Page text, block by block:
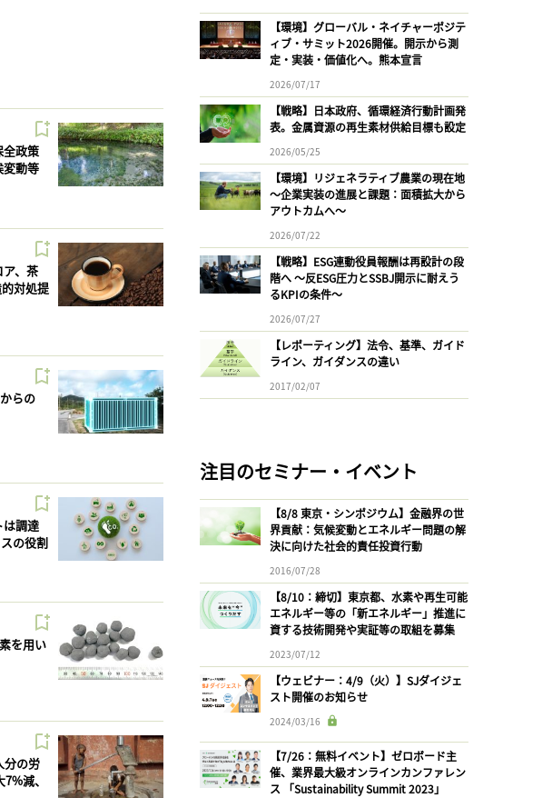
全政策
変動等
ア、茶
対処提
らの
は調達
の役割
を用い
分の労
減、
【環境】グローバル・ネイチャーポジテ
ィブ・サミット2026開催。開示から測
定・実装・価値化へ。熊本宣言
2026/07/17
【戦略】日本政府、循環経済行動計画発
表。金属資源の再生素材供給目標も設定
2026/05/25
【環境】リジェネラティブ農業の現在地
〜企業実装の進展と課題：面積拡大から
アウトカムへ〜
2026/07/22
【戦略】ESG連動役員報酬は再設計の段
階へ 〜反ESG圧力とSSBJ開示に耐えう
るKPIの条件〜
2026/07/27
【レポーティング】法令、基準、ガイド
ライン、ガイダンスの違い
2017/02/07
注目のセミナー・イベント
【8/8 東京・シンポジウム】金融界の世
界貢献：気候変動とエネルギー問題の解
決に向けた社会的責任投資行動
2016/07/28
【8/10：締切】東京都、水素や再生可能
エネルギー等の「新エネルギー」推進に
資する技術開発や実証等の取組を募集
2023/07/12
【ウェビナー：4/9（火）】SJダイジェ
スト開催のお知らせ
2024/03/16
【7/26：無料イベント】ゼロボード主
催、業界最大級オンラインカンファレン
ス 「Sustainability Summit 2023」